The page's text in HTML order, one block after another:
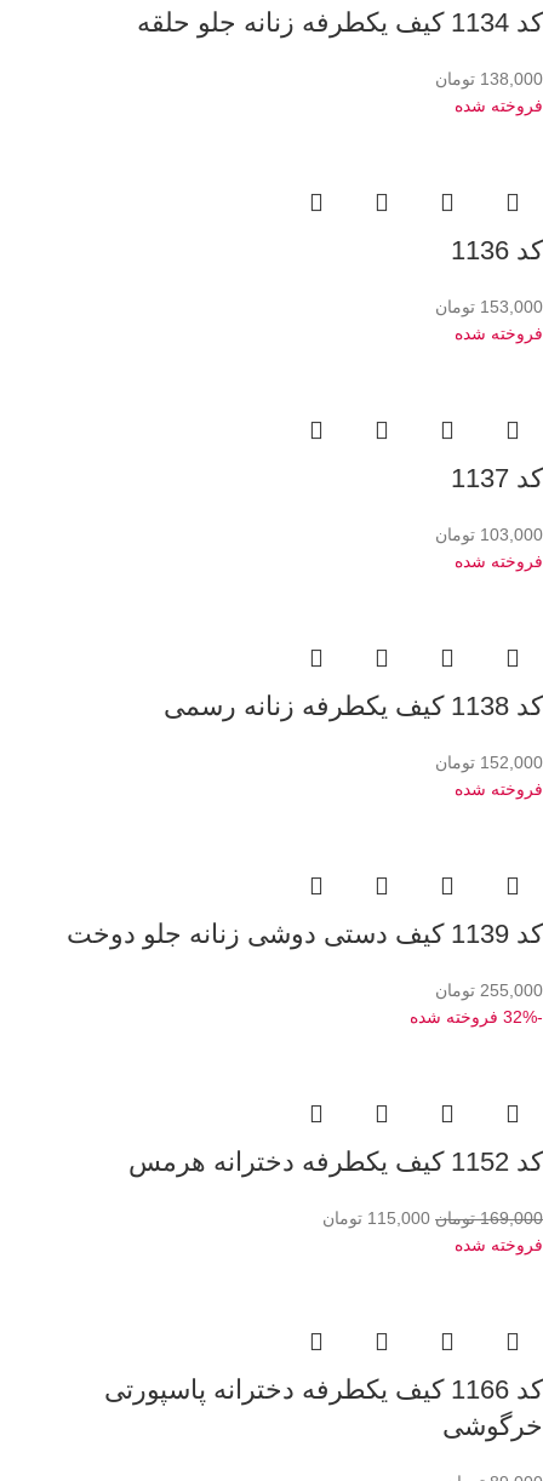
کد 1134 کیف یکطرفه زنانه جلو حلقه
138,000 تومان
فروخته شده
کد 1136
153,000 تومان
فروخته شده
کد 1137
103,000 تومان
فروخته شده
کد 1138 کیف یکطرفه زنانه رسمی
152,000 تومان
فروخته شده
کد 1139 کیف دستی دوشی زنانه جلو دوخت
255,000 تومان
-32%
فروخته شده
کد 1152 کیف یکطرفه دخترانه هرمس
169,000 تومان 115,000 تومان
فروخته شده
کد 1166 کیف یکطرفه دخترانه پاسپورتی
خرگوشی